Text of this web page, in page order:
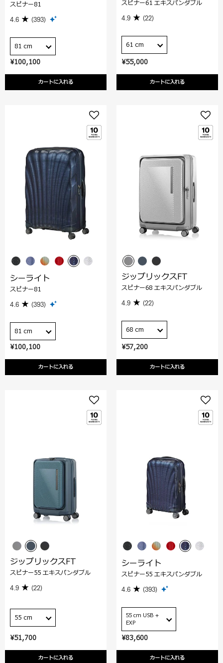
¥100,100
カートに入れる
スピナー81
4.6 (393)
81 cm
¥55,000
カートに入れる
スピナー61 エキスパンダブル
4.9 (22)
61 cm
¥100,100
カートに入れる
シーライト
スピナー81
4.6 (393)
81 cm
¥57,200
カートに入れる
ジップリックスFT
スピナー68 エキスパンダブル
4.9 (22)
68 cm
¥51,700
カートに入れる
ジップリックスFT
スピナー55 エキスパンダブル
4.9 (22)
55 cm
¥83,600
カートに入れる
シーライト
スピナー55 エキスパンダブル
4.6 (393)
55 cm USB +
EXP